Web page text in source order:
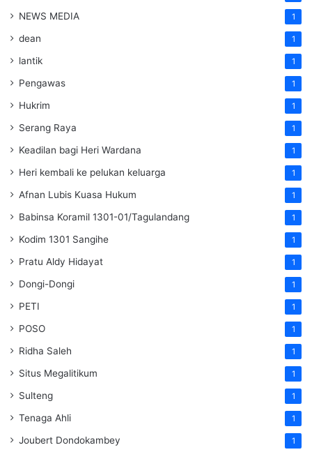
NEWS MEDIA 1
dean 1
lantik 1
Pengawas 1
Hukrim 1
Serang Raya 1
Keadilan bagi Heri Wardana 1
Heri kembali ke pelukan keluarga 1
Afnan Lubis Kuasa Hukum 1
Babinsa Koramil 1301-01/Tagulandang 1
Kodim 1301 Sangihe 1
Pratu Aldy Hidayat 1
Dongi-Dongi 1
PETI 1
POSO 1
Ridha Saleh 1
Situs Megalitikum 1
Sulteng 1
Tenaga Ahli 1
Joubert Dondokambey 1